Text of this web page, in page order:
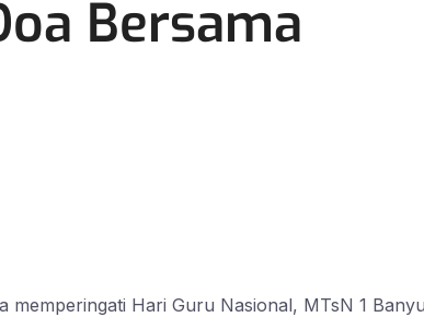
Bersama
Hari Guru Nasional, MTsN 1